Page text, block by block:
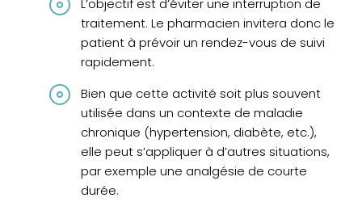
L’objectif est d’éviter une interruption de
traitement. Le pharmacien invitera donc le
patient à prévoir un rendez-vous de suivi
rapidement.
Bien que cette activité soit plus souvent
utilisée dans un contexte de maladie
chronique (hypertension, diabète, etc.),
elle peut s’appliquer à d’autres situations,
par exemple une analgésie de courte
durée.